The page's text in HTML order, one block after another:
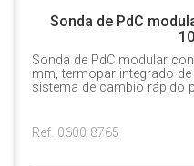
Sonda de PdC
Sonda de PdC modular
mm, termopar integrado
sistema de cambio rápido
Ref. 0600 8765